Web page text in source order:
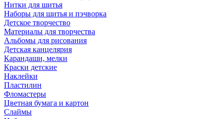
Нитки для шитья
Наборы для шитья и пэчворка
Детское творчество
Материалы для творчества
Альбомы для рисования
Детская канцелярия
Карандаши, мелки
Краски детские
Наклейки
Пластилин
Фломастеры
Цветная бумага и картон
Слаймы